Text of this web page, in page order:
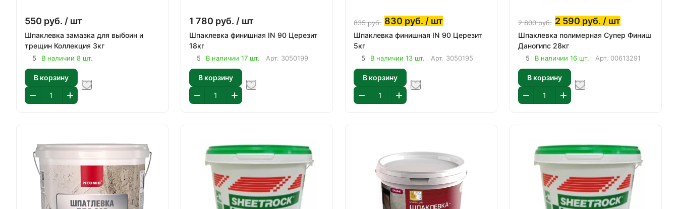
550 руб. / шт
Шпаклевка замазка для выбоин и
трещин Коллекция 3кг
5 В наличии 8 шт.
В корзину
1 780 руб. / шт
Шпаклевка финишная IN 90 Церезит
18кг
5 В наличии 17 шт. Арт. 3050199
В корзину
835руб. 830 руб. / шт
Шпаклевка финишная IN 90 Церезит
5кг
5 В наличии 13 шт. Арт. 3050195
В корзину
2 800руб. 2 590 руб. / шт
Шпаклевка полимерная Супер Финиш
Даногипс 28кг
5 В наличии 16 шт. Арт. 00613291
В корзину